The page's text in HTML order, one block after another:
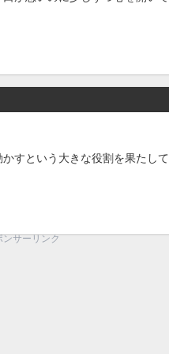
すという大きな役割を果たし
ンサーリンク